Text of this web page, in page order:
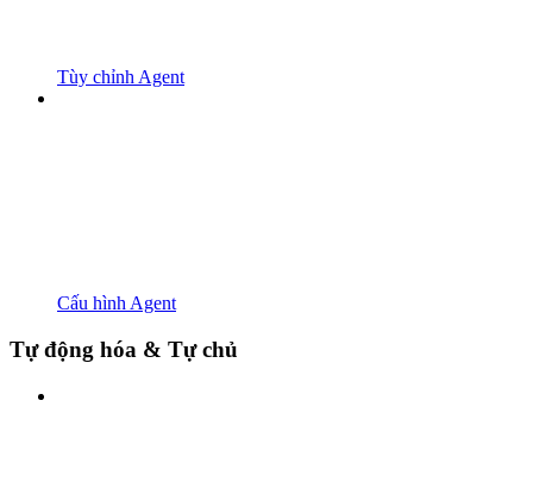
Tùy chỉnh Agent
Cấu hình Agent
Tự động hóa & Tự chủ